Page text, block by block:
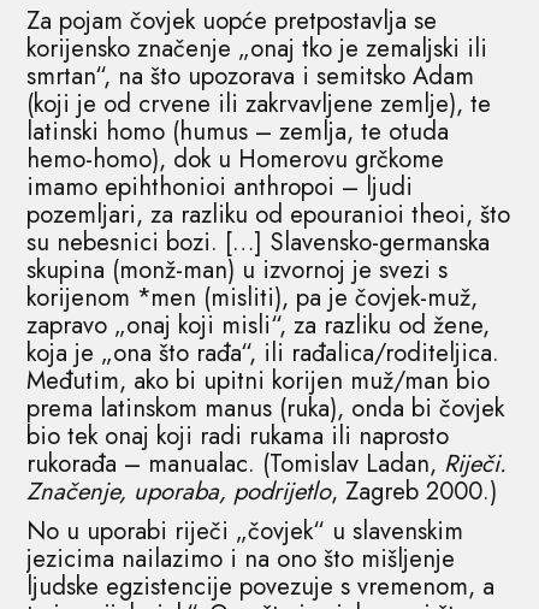
Za pojam čovjek uopće pretpostavlja se
korijensko značenje „onaj tko je zemaljski ili
smrtan“, na što upozorava i semitsko Adam
(koji je od crvene ili zakrvavljene zemlje), te
latinski homo (humus – zemlja, te otuda
hemo-homo), dok u Homerovu grčkome
imamo epihthonioi anthropoi – ljudi
pozemljari, za razliku od epouranioi theoi, što
su nebesnici bozi. […] Slavensko-germanska
skupina (monž-man) u izvornoj je svezi s
korijenom *men (misliti), pa je čovjek-muž,
zapravo „onaj koji misli“, za razliku od žene,
koja je „ona što rađa“, ili rađalica/roditeljica.
Međutim, ako bi upitni korijen muž/man bio
prema latinskom manus (ruka), onda bi čovjek
bio tek onaj koji radi rukama ili naprosto
rukorađa – manualac. (Tomislav Ladan, Riječi.
Značenje, uporaba, podrijetlo, Zagreb 2000.)
No u uporabi riječi „čovjek“ u slavenskim
jezicima nailazimo i na ono što mišljenje
ljudske egzistencije povezuje s vremenom, a